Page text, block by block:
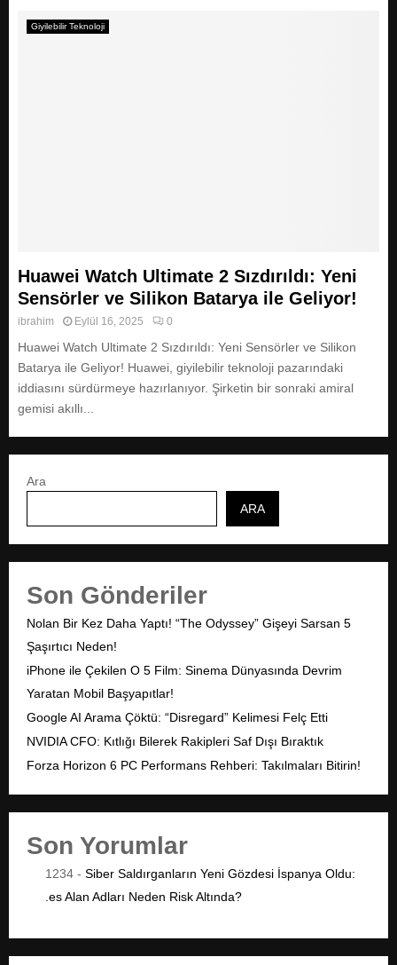
Giyilebilir Teknoloji
Huawei Watch Ultimate 2 Sızdırıldı: Yeni
Sensörler ve Silikon Batarya ile Geliyor!
ibrahim Eylül 16, 2025 0
Huawei Watch Ultimate 2 Sızdırıldı: Yeni Sensörler ve Silikon
Batarya ile Geliyor! Huawei, giyilebilir teknoloji pazarındaki
iddiasını sürdürmeye hazırlanıyor. Şirketin bir sonraki amiral
gemisi akıllı...
Ara
ARA
Son Gönderiler
Nolan Bir Kez Daha Yaptı! “The Odyssey” Gişeyi Sarsan 5
Şaşırtıcı Neden!
iPhone ile Çekilen O 5 Film: Sinema Dünyasında Devrim
Yaratan Mobil Başyapıtlar!
Google AI Arama Çöktü: “Disregard” Kelimesi Felç Etti
NVIDIA CFO: Kıtlığı Bilerek Rakipleri Saf Dışı Bıraktık
Forza Horizon 6 PC Performans Rehberi: Takılmaları Bitirin!
Son Yorumlar
1234 - Siber Saldırganların Yeni Gözdesi İspanya Oldu:
.es Alan Adları Neden Risk Altında?